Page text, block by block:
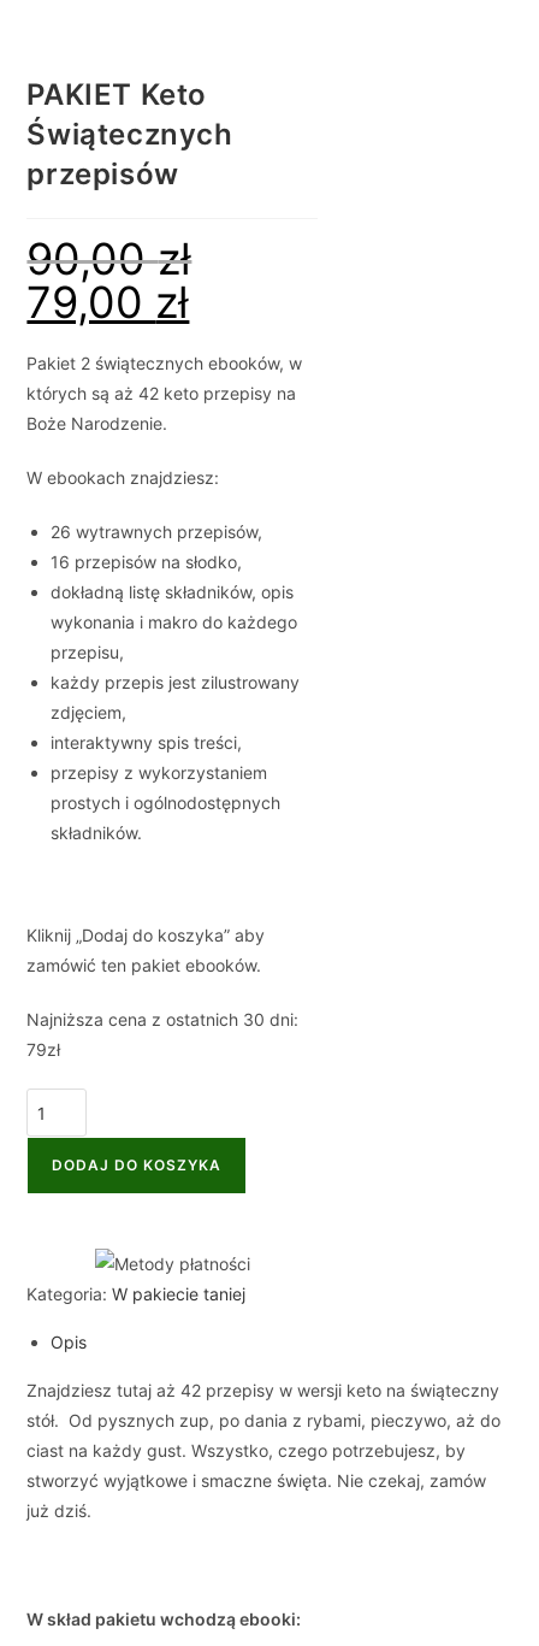
PAKIET Keto
Świątecznych
przepisów
90,00zł
79,00 zł
Pakiet 2 świątecznych ebooków, w
których są aż 42 keto przepisy na
Boże Narodzenie.
W ebookach znajdziesz:
26 wytrawnych przepisów,
16 przepisów na słodko,
dokładną listę składników, opis
wykonania i makro do każdego
przepisu,
każdy przepis jest zilustrowany
zdjęciem,
interaktywny spis treści,
przepisy z wykorzystaniem
prostych i ogólnodostępnych
składników.
Kliknij „Dodaj do koszyka” aby
zamówić ten pakiet ebooków.
Najniższa cena z ostatnich 30 dni:
79zł
DODAJ DO KOSZYKA
Kategoria:W pakiecie taniej
Opis
Znajdziesz tutaj aż 42 przepisy w wersji keto na świąteczny
stół. Od pysznych zup, po dania z rybami, pieczywo, aż do
ciast na każdy gust. Wszystko, czego potrzebujesz, by
stworzyć wyjątkowe i smaczne święta. Nie czekaj, zamów
już dziś.
W skład pakietu wchodzą ebooki: